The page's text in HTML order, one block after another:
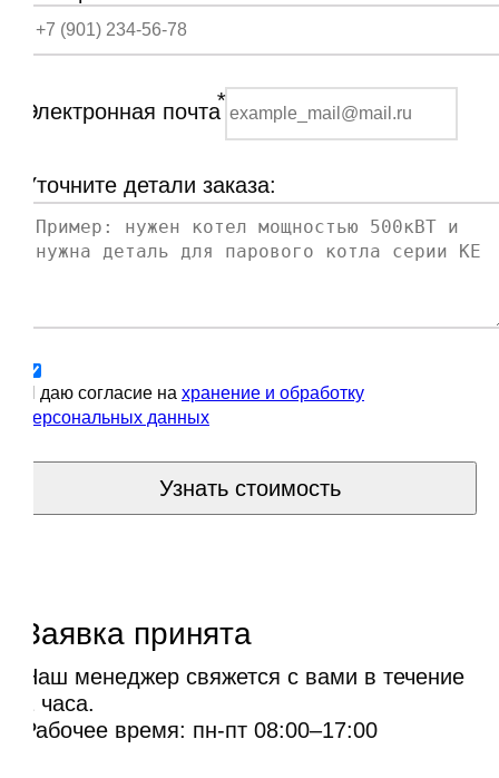
Электронная почта*
Уточните детали заказа:
Я даю согласие на хранение и обработку
персональных данных
Узнать стоимость
Заявка принята
Наш менеджер свяжется с вами в течение
1 часа.
Рабочее время: пн-пт 08:00–17:00